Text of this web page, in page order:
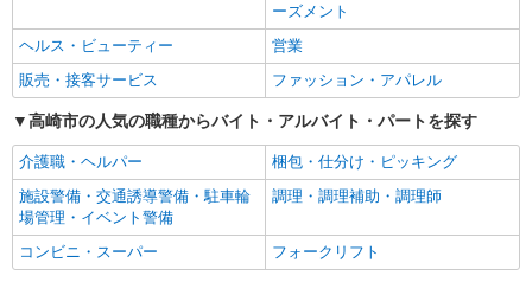
ーズメント
ヘルス・ビューティー
営業
販売・接客サービス
ファッション・アパレル
高崎市の人気の職種からバイト・アルバイト・パートを探す
介護職・ヘルパー
梱包・仕分け・ピッキング
施設警備・交通誘導警備・駐車輪
場管理・イベント警備
調理・調理補助・調理師
コンビニ・スーパー フォークリフト